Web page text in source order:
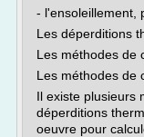
- l'ensoleillement,
Les déperditions
Les méthodes de
Les méthodes de
Il existe plusieurs
déperditions
oeuvre pour